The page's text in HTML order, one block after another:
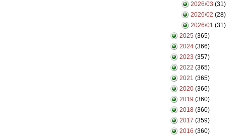
2026/03 (31)
2026/02 (28)
2026/01 (31)
2025 (365)
2024 (366)
2023 (357)
2022 (365)
2021 (365)
2020 (366)
2019 (360)
2018 (360)
2017 (359)
2016 (360)